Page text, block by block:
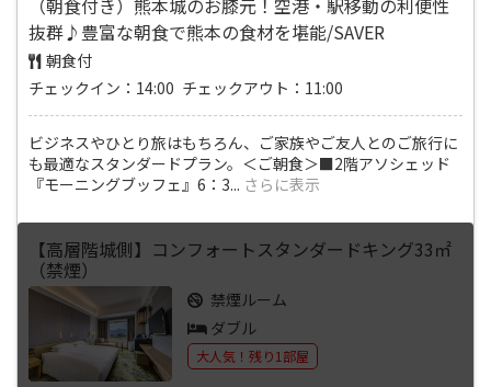
（朝食付き）熊本城のお膝元！空港・駅移動の利便性
抜群♪豊富な朝食で熊本の食材を堪能/SAVER
朝食付
チェックイン：14:00 チェックアウト：11:00
ビジネスやひとり旅はもちろん、ご家族やご友人とのご旅行に
も最適なスタンダードプラン。＜ご朝食＞■2階アソシェッド
『モーニングブッフェ』6：3... さらに表示
【高層階城側】コンフォートスタンダードキング33㎡
（禁煙）
禁煙ルーム
ダブル
大人気！残り1部屋